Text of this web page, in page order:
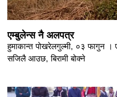
एम्बुलेन्स नै अलपत्र
हुमाकान्त पोखरेलगुल्मी, ०३ फागुन ।
सजिलै आउछ, बिरामी बोक्ने